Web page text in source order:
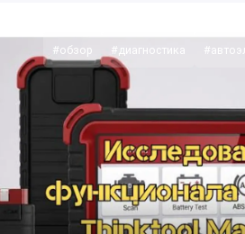
#обзор #диагностика